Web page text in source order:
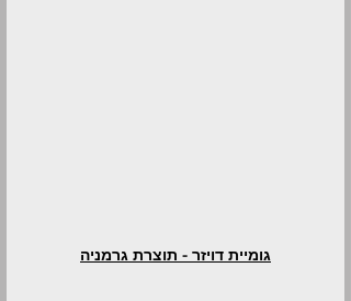
גומיית דויזר - תוצרת גרמניה